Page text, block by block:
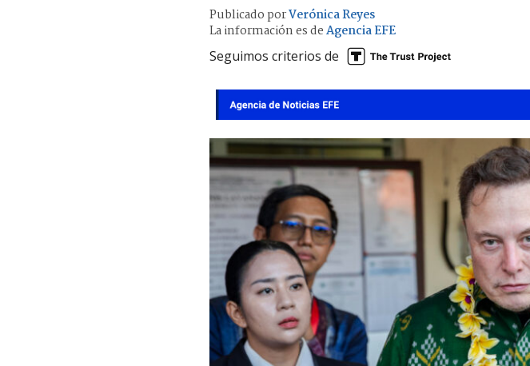
Publicado porVerónica Reyes
La información es deAgencia EFE
Seguimos criterios de